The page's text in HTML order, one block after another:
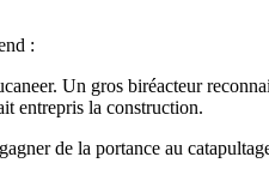
:
Un gros biréacteur
entrepris la construction.
de la portance au